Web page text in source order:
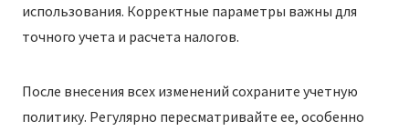
использования. Корректные параметры важны для
точного учета и расчета налогов.
После внесения всех изменений сохраните учетную
политику. Регулярно пересматривайте ее, особенно